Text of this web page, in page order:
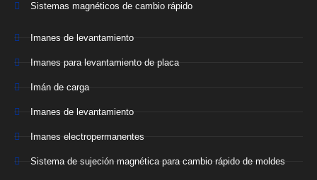
Sistemas magnéticos de cambio rápido
Imanes de levantamiento
Imanes para levantamiento de placa
Imán de carga
Imanes de levantamiento
Imanes electropermanentes
Sistema de sujeción magnética para cambio rápido de moldes